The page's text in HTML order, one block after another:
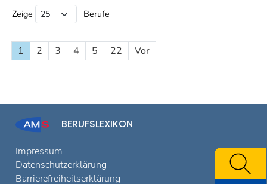
Zeige Berufe
1 2 3 4 5 22 Vor
BERUFSLEXIKON
Impressum
Datenschutzerklärung
Barrierefreiheitserklärung